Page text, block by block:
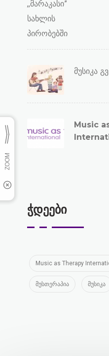
მუსიკა
Music
ჭდეები
Music as Therapy
მუსთერაპია მუსიკა